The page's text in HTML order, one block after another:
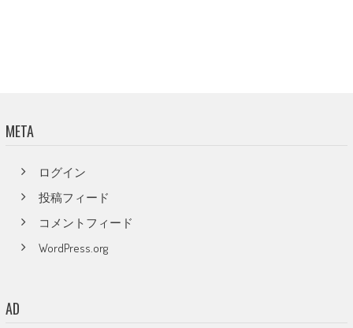
META
ログイン
投稿フィード
コメントフィード
WordPress.org
AD